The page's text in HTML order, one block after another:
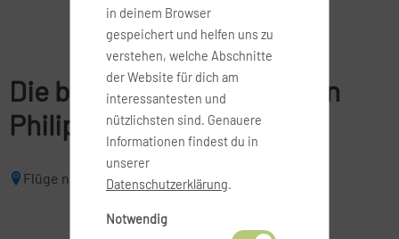
Die beliebsten Reiseziele in
Philippinen
Flüge nach Manila
in deinem Browser
gespeichert und helfen uns zu
verstehen, welche Abschnitte
der Website für dich am
interessantesten und
nützlichsten sind. Genauere
Informationen findest du in
unserer
Datenschutzerklärung.
Notwendig